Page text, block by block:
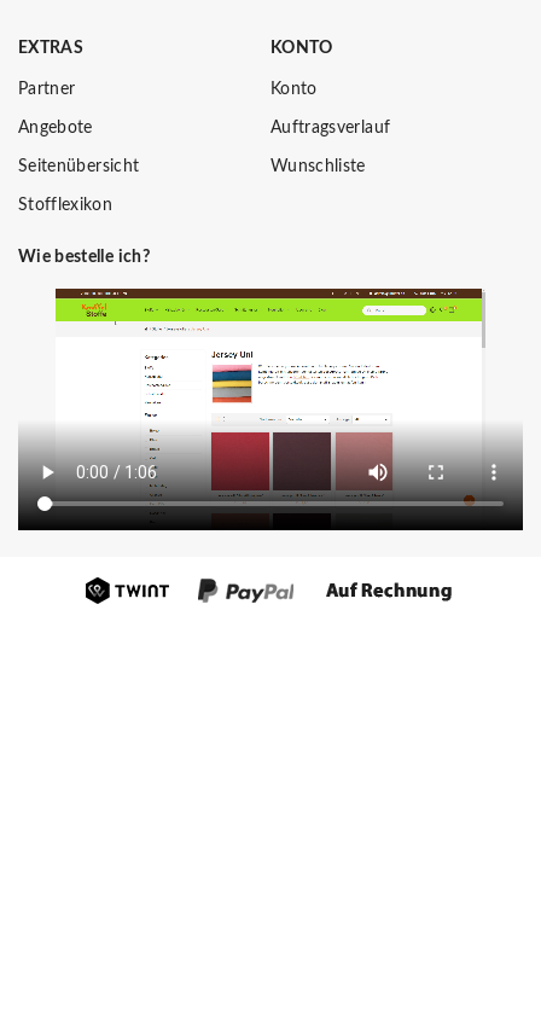
EXTRAS
Partner
Angebote
Seitenübersicht
Stofflexikon
KONTO
Konto
Auftragsverlauf
Wunschliste
Wie bestelle ich?